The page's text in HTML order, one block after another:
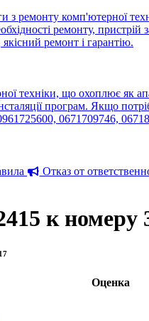
з ремонту комп'ютерної
ремонту,
ремонт і гарантію.
техніки, що охоплює як
програм. Якщо
0671709746,
Отказ от
к номеру
Oценка